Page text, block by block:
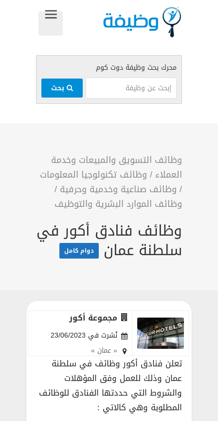
وظائف التسويق والمبيعات وخدمة
العملاء / وظائف تكنولوجيا المعلومات
/ وظائف صناعية وخدمية وحرفية /
وظائف الموارد البشرية والتوظيف
وظائف فنادق أكور في
سلطنة عمان دوام كامل
مجموعة أكور
نُشرت في 23/06/2023
« عمان »
تعلن فنادق أكور وظائف في سلطنة
عمان وذلك للعمل وفق المؤهلات
والشروط التي حددتها الفنادق للوظائف
المطلوبة وهي كالاتي :